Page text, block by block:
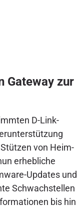
Gateway zur
D-Link-
von Heim-
erhebliche
Updates und
Schwachstellen
bis hin